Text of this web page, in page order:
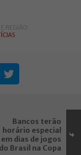
REGIÃO
Bancos terão
horário especial
em dias de jogos
do Brasil na Copa